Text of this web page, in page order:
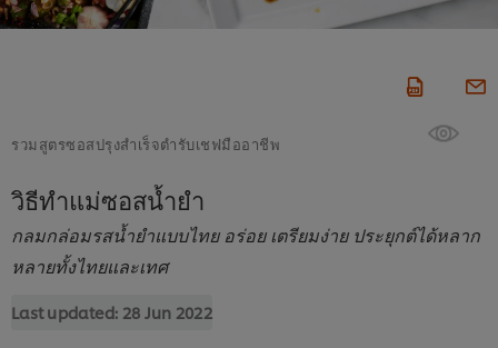
รวมสูตรซอสปรุงสำเร็จตำรับเชฟมืออาชีพ
วิธีทำแม่ซอสน้ำยำ
กลมกล่อมรสน้ำยำแบบไทย อร่อย เตรียมง่าย ประยุกต์ได้หลาก
หลายทั้งไทยและเทศ
Last updated: 28 Jun 2022